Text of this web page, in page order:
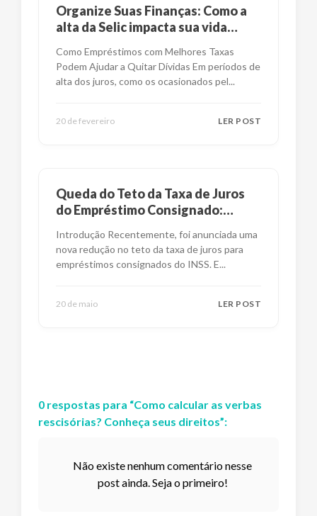
Organize Suas Finanças: Como a
alta da Selic impacta sua vida
Como Empréstimos com Melhores Taxas
Podem Ajudar a Quitar Dívidas Em períodos de
alta dos juros, como os ocasionados pel...
20 de fevereiro LER POST
Queda do Teto da Taxa de Juros
do Empréstimo Consignado:
Introdução Recentemente, foi anunciada uma
nova redução no teto da taxa de juros para
empréstimos consignados do INSS. E...
20 de maio LER POST
0 respostas para “Como calcular as verbas
rescisórias? Conheça seus direitos”:
Não existe nenhum comentário nesse
post ainda. Seja o primeiro!